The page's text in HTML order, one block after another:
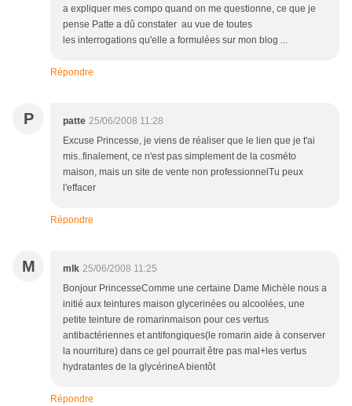
a expliquer mes compo quand on me questionne, ce que je
pense Patte a dû constater au vue de toutes
les interrogations qu'elle a formulées sur mon blog ...
Répondre
P patte 25/06/2008 11:28
Excuse Princesse, je viens de réaliser que le lien que je t'ai
mis..finalement, ce n'est pas simplement de la cosméto
maison, mais un site de vente non professionnelTu peux
l'effacer
Répondre
M mlk 25/06/2008 11:25
Bonjour PrincesseComme une certaine Dame Michèle nous a
initié aux teintures maison glycerinées ou alcoolées, une
petite teinture de romarinmaison pour ces vertus
antibactériennes et antifongiques(le romarin aide à conserver
la nourriture) dans ce gel pourrait être pas mal+les vertus
hydratantes de la glycérineA bientôt
Répondre